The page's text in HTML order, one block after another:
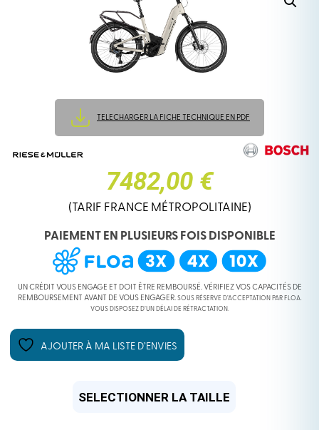
TELECHARGER LA FICHE TECHNIQUE EN PDF
7482,00 €
(TARIF FRANCE MÉTROPOLITAINE)
PAIEMENT EN PLUSIEURS FOIS DISPONIBLE
UN CRÉDIT VOUS ENGAGE ET DOIT ÊTRE REMBOURSÉ. VÉRIFIEZ VOS CAPACITÉS DE
REMBOURSEMENT AVANT DE VOUS ENGAGER. SOUS RÉSERVE D’ACCEPTATION PAR FLOA.
VOUS DISPOSEZ D’UN DÉLAI DE RÉTRACTATION.
AJOUTER À MA LISTE D’ENVIES